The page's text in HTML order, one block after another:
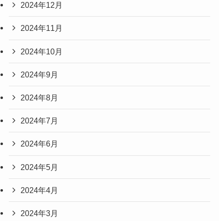
2024年12月
2024年11月
2024年10月
2024年9月
2024年8月
2024年7月
2024年6月
2024年5月
2024年4月
2024年3月